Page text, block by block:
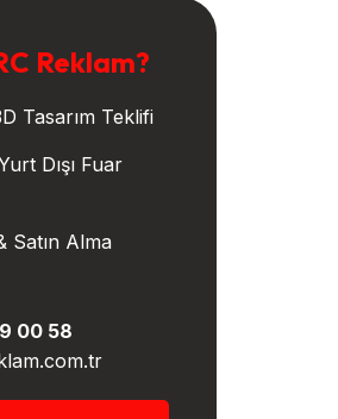
Reklam?
Tasarım Teklifi
Dışı Fuar
Satın Alma
00 58